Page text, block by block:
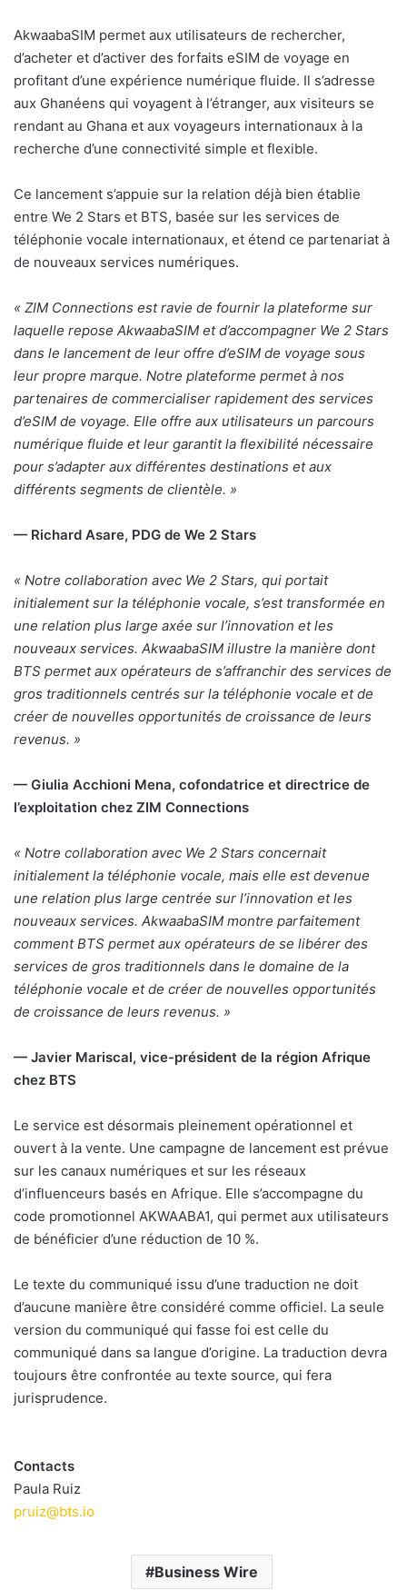
AkwaabaSIM permet aux utilisateurs de rechercher,
d’acheter et d’activer des forfaits eSIM de voyage en
profitant d’une expérience numérique fluide. Il s’adresse
aux Ghanéens qui voyagent à l’étranger, aux visiteurs se
rendant au Ghana et aux voyageurs internationaux à la
recherche d’une connectivité simple et flexible.
Ce lancement s’appuie sur la relation déjà bien établie
entre We 2 Stars et BTS, basée sur les services de
téléphonie vocale internationaux, et étend ce partenariat à
de nouveaux services numériques.
« ZIM Connections est ravie de fournir la plateforme sur
laquelle repose AkwaabaSIM et d’accompagner We 2 Stars
dans le lancement de leur offre d’eSIM de voyage sous
leur propre marque. Notre plateforme permet à nos
partenaires de commercialiser rapidement des services
d’eSIM de voyage. Elle offre aux utilisateurs un parcours
numérique fluide et leur garantit la flexibilité nécessaire
pour s’adapter aux différentes destinations et aux
différents segments de clientèle. »
— Richard Asare, PDG de We 2 Stars
« Notre collaboration avec We 2 Stars, qui portait
initialement sur la téléphonie vocale, s’est transformée en
une relation plus large axée sur l’innovation et les
nouveaux services. AkwaabaSIM illustre la manière dont
BTS permet aux opérateurs de s’affranchir des services de
gros traditionnels centrés sur la téléphonie vocale et de
créer de nouvelles opportunités de croissance de leurs
revenus. »
— Giulia Acchioni Mena, cofondatrice et directrice de
l’exploitation chez ZIM Connections
« Notre collaboration avec We 2 Stars concernait
initialement la téléphonie vocale, mais elle est devenue
une relation plus large centrée sur l’innovation et les
nouveaux services. AkwaabaSIM montre parfaitement
comment BTS permet aux opérateurs de se libérer des
services de gros traditionnels dans le domaine de la
téléphonie vocale et de créer de nouvelles opportunités
de croissance de leurs revenus. »
— Javier Mariscal, vice-président de la région Afrique
chez BTS
Le service est désormais pleinement opérationnel et
ouvert à la vente. Une campagne de lancement est prévue
sur les canaux numériques et sur les réseaux
d’influenceurs basés en Afrique. Elle s’accompagne du
code promotionnel AKWAABA1, qui permet aux utilisateurs
de bénéficier d’une réduction de 10 %.
Le texte du communiqué issu d’une traduction ne doit
d’aucune manière être considéré comme officiel. La seule
version du communiqué qui fasse foi est celle du
communiqué dans sa langue d’origine. La traduction devra
toujours être confrontée au texte source, qui fera
jurisprudence.
Contacts
Paula Ruiz
pruiz@bts.io
Business Wire